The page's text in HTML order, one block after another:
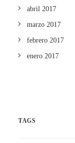
abril 2017
marzo 2017
febrero 2017
enero 2017
TAGS